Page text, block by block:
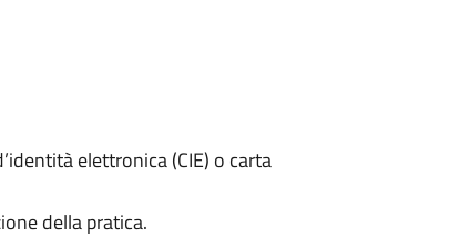
elettronica (CIE) o carta
della pratica.